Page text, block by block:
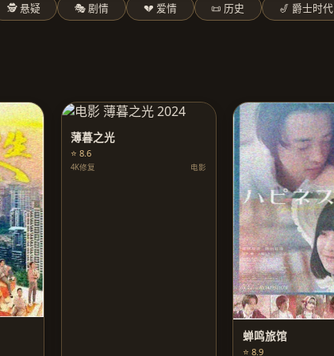
🕵️ 悬疑 🎭 剧情 💔 爱情 📜 历史 🎷 爵士时代
薄暮之光
⭐ 8.6
4K修复 电影
蝉鸣旅馆
⭐ 8.9